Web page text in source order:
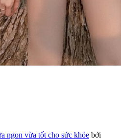
ngon vừa tốt cho sức khỏe bởi